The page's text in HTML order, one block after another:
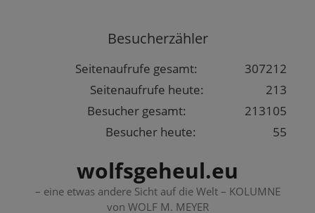
Besucherzähler
307212
Seitenaufrufe gesamt:
213
Seitenaufrufe heute:
213105
Besucher gesamt:
55
Besucher heute:
wolfsgeheul.eu
– eine etwas andere Sicht auf die Welt – KOLUMNE
von WOLF M. MEYER